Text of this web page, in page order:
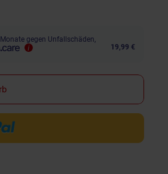
gegen Unfallschäden,
19,99 €